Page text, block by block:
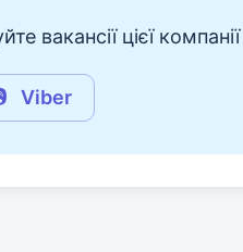
вакансії цієї
Viber